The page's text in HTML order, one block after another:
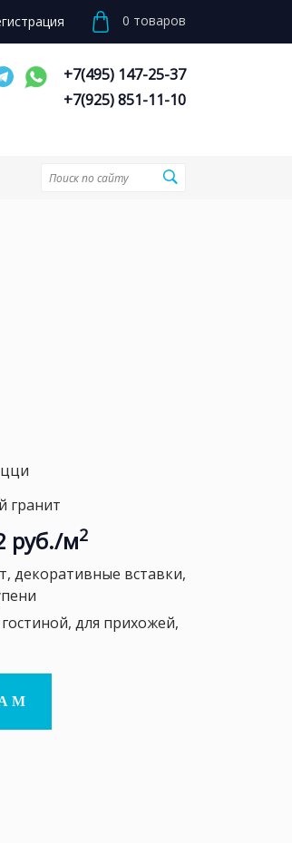
0 товаров
+7(495) 147-25-37
+7(925) 851-11-10
гранит
руб./м2
декоративные вставки,
для прихожей,